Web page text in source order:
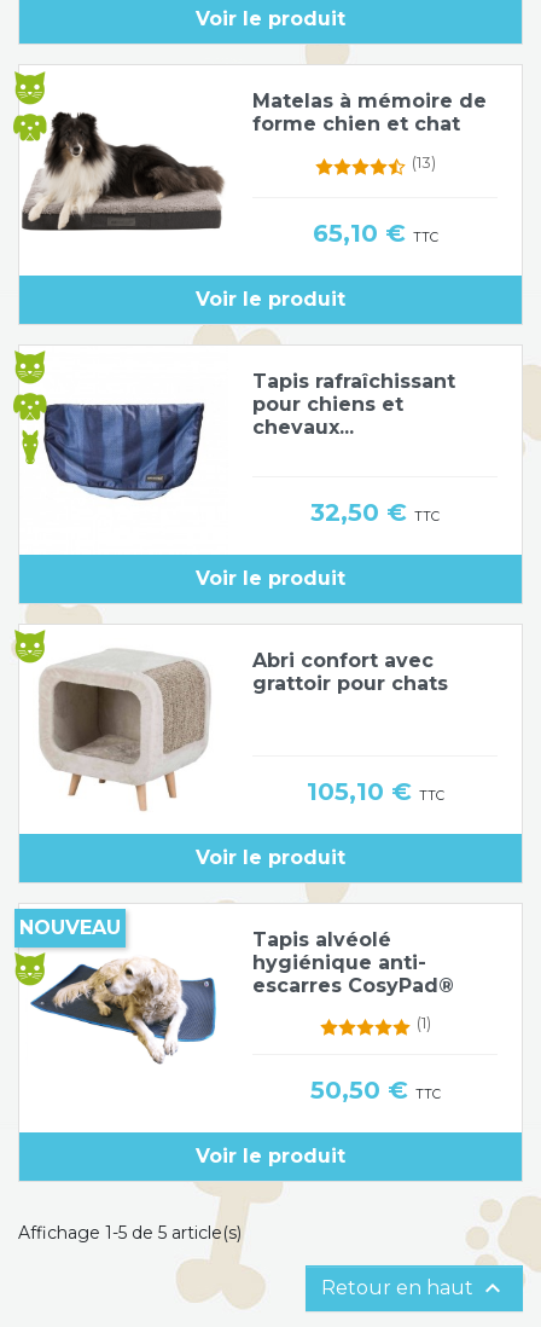
Voir le produit
Matelas à mémoire de
forme chien et chat
(13)
Prix
65,10 € TTC
Voir le produit
Tapis rafraîchissant
pour chiens et
chevaux...
Prix
32,50 €TTC
Voir le produit
Abri confort avec
grattoir pour chats
Prix
105,10 € TTC
Voir le produit
Tapis alvéolé
hygiénique anti-
escarres CosyPad®
(1)
Prix
50,50 € TTC
Voir le produit
NOUVEAU
Affichage 1-5 de 5 article(s)
Retour en haut 
Poids de jambe